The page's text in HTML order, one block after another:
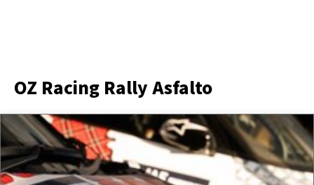
OZ Racing Rally Asfalto